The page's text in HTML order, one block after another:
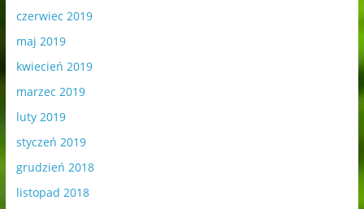
czerwiec 2019
maj 2019
kwiecień 2019
marzec 2019
luty 2019
styczeń 2019
grudzień 2018
listopad 2018